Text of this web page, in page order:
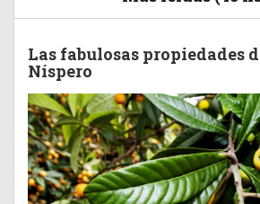
Las fabulosas propiedades
Níspero